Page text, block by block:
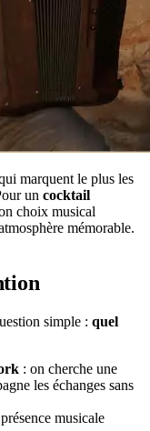
marquent le plus les
un cocktail
choix musical
mémorable.
simple : quel
: on cherche une
les échanges sans
musicale